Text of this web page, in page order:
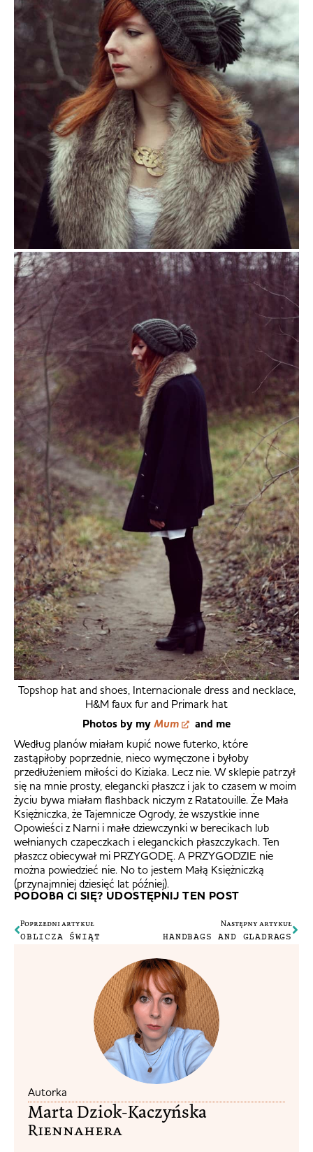
Topshop hat and shoes, Internacionale dress and necklace,
H&M faux fur and Primark hat
Photos by myMum and me
Według planów miałam kupić nowe futerko, które
zastąpiłoby poprzednie, nieco wymęczone i byłoby
przedłużeniem miłości do Kiziaka. Lecz nie. W sklepie patrzył
się na mnie prosty, elegancki płaszcz i jak to czasem w moim
życiu bywa miałam flashback niczym z Ratatouille. Że Mała
Księżniczka, że Tajemnicze Ogrody, że wszystkie inne
Opowieści z Narni i małe dziewczynki w berecikach lub
wełnianych czapeczkach i eleganckich płaszczykach. Ten
płaszcz obiecywał mi PRZYGODĘ. A PRZYGODZIE nie
można powiedzieć nie. No to jestem Małą Księżniczką
(przynajmniej dziesięć lat później).
PODOBA CI SIĘ? UDOSTĘPNIJ TEN POST
Poprzedni artykuł
OBLICZA ŚWIĄT
Następny artykuł
HANDBAGS AND GLADRAGS
Autorka
Marta Dziok-Kaczyńska
Riennahera​